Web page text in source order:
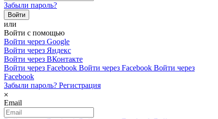
Забыли пароль?
или
Войти с помощью
Войти через Google
Войти через Яндекс
Войти через ВКонтакте
Войти через Facebook Войти через Facebook Войти через
Facebook
Забыли пароль? Регистрация
Email